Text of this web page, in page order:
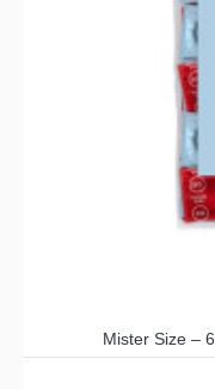
Mister Size –